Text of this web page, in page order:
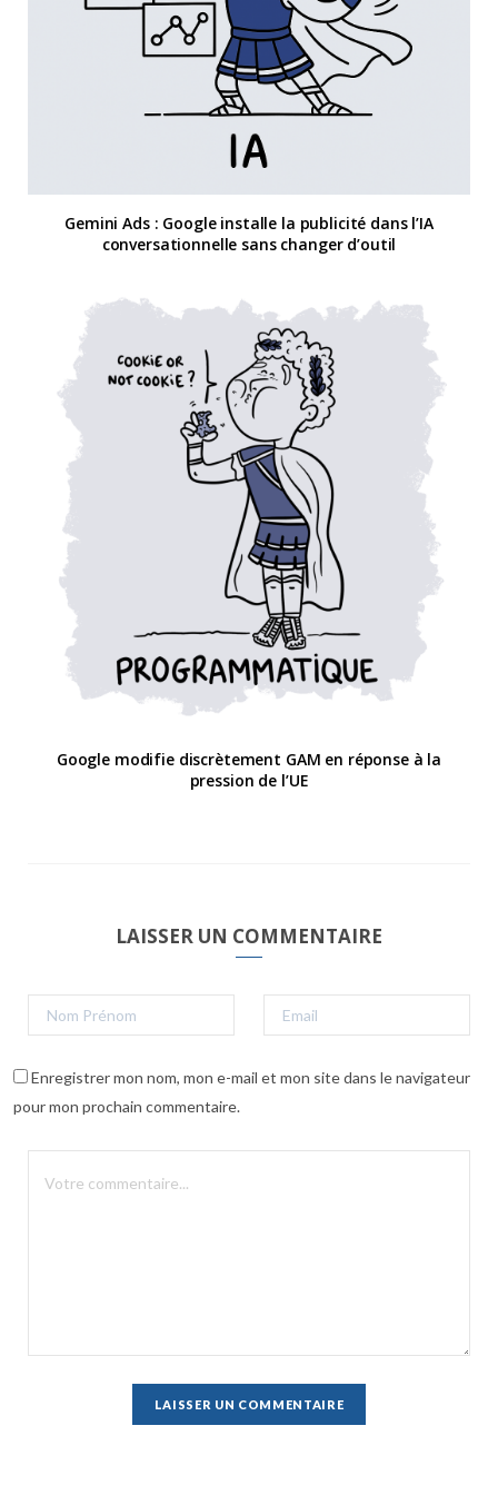
Gemini Ads : Google installe la publicité dans l’IA
conversationnelle sans changer d’outil
Google modifie discrètement GAM en réponse à la
pression de l’UE
LAISSER UN COMMENTAIRE
Enregistrer mon nom, mon e-mail et mon site dans le navigateur
pour mon prochain commentaire.